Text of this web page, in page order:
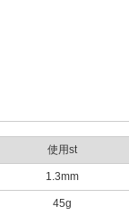
使用st
1.3mm
45g